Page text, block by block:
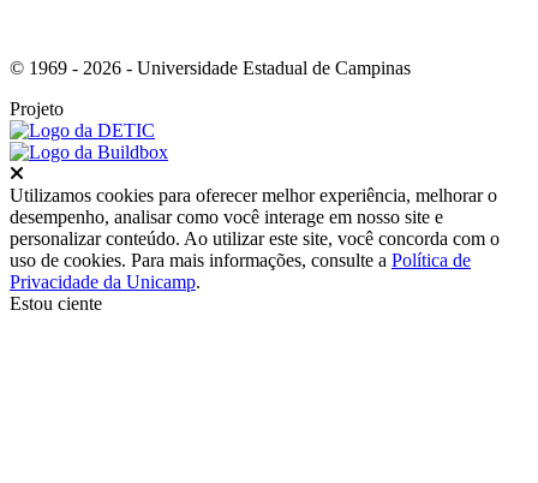
© 1969 - 2026 - Universidade Estadual de Campinas
Projeto
Utilizamos cookies para oferecer melhor experiência, melhorar o
desempenho, analisar como você interage em nosso site e
personalizar conteúdo. Ao utilizar este site, você concorda com o
uso de cookies. Para mais informações, consulte a Política de
Privacidade da Unicamp.
Estou ciente